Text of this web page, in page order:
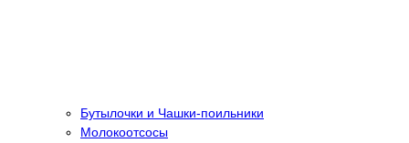
Бутылочки и Чашки-поильники
Молокоотсосы